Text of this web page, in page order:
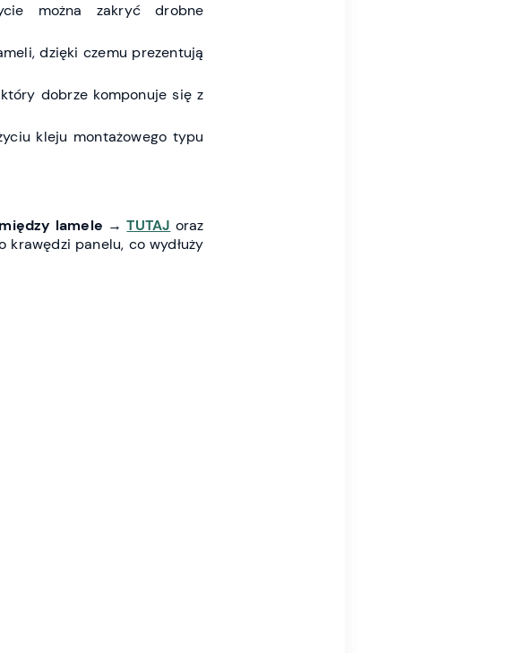
można zakryć drobne
dzięki czemu prezentują
dobrze komponuje się z
kleju montażowego typu
lamele →TUTAJ oraz
panelu, co wydłuży